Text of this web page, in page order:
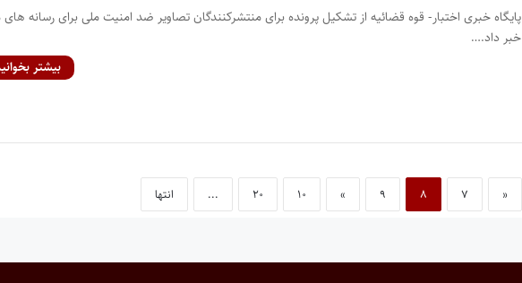
پایگاه خبری اختبار- قوه قضائیه از تشکیل پرونده برای منتشرکنندگان تصاویر ضد امنیت ملی برای رسانه های
خبر داد.…
بیشتر
« ۷ ۸ ۹ » ۱۰ ۲۰ ... انتها